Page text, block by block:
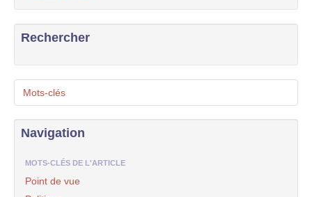
Rechercher
Mots-clés
Navigation
MOTS-CLÉS DE L'ARTICLE
Point de vue